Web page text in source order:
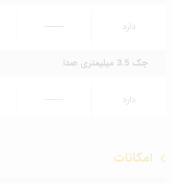
دارد -------
جک 3.5 میلیمتری صدا
دارد -------
امکانات